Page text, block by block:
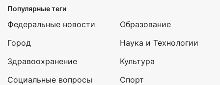
Популярные теги
Федеральные новости
Город
Здравоохранение
Социальные вопросы
Образование
Наука и Технологии
Культура
Спорт